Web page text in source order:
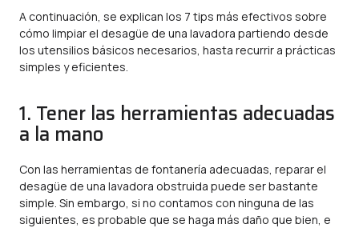
A continuación, se explican los 7 tips más efectivos sobre
cómo limpiar el desagüe de una lavadora partiendo desde
los utensilios básicos necesarios, hasta recurrir a prácticas
simples y eficientes.
1. Tener las herramientas adecuadas
a la mano
Con las herramientas de fontanería adecuadas, reparar el
desagüe de una lavadora obstruida puede ser bastante
simple. Sin embargo, si no contamos con ninguna de las
siguientes, es probable que se haga más daño que bien, e